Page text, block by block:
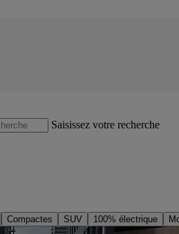
Saisissez votre recherche
Compactes SUV 100% électrique